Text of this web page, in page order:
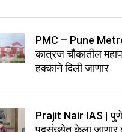
PMC – Pune
कात्रज चौकातील
हक्काने दिली जाणार
Prajit Nair IAS | पुणे
पदसंख्येत केला जाणार